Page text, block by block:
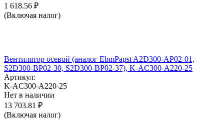
1 618.56 ₽
(Включая налог)
Вентилятор осевой (аналог EbmPapst A2D300-AP02-01,
S2D300-BP02-30, S2D300-BP02-37), K-AC300-A220-25
Артикул:
K-AC300-A220-25
Нет в наличии
13 703.81 ₽
(Включая налог)